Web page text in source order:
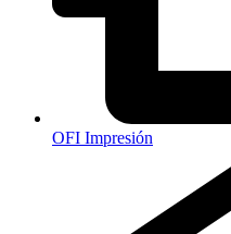
OFI Impresión